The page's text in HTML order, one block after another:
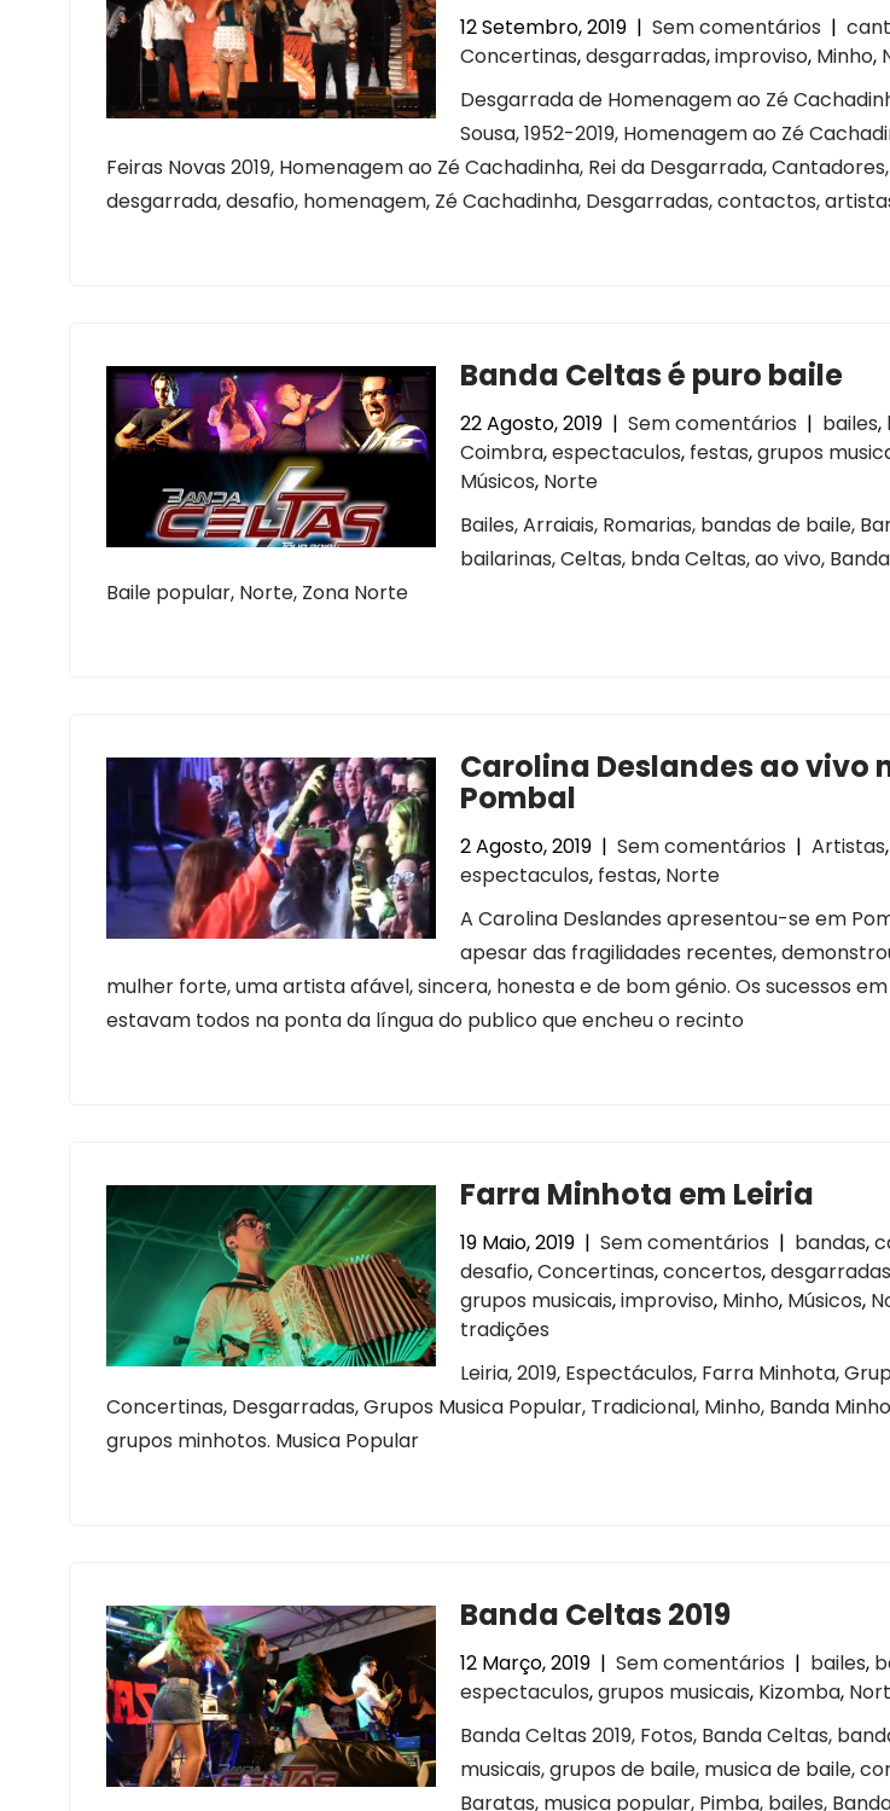
12 Setembro, 2019 | Sem comentários |
Concertinas,desgarradas,improviso, Minho,
Desgarrada de Homenagem ao Zé
Sousa, 1952-2019, Homenagem ao Zé
Feiras Novas 2019, Homenagem ao Zé Cachadinha, Rei da Desgarrada,
desgarrada, desafio, homenagem, Zé Cachadinha, Desgarradas, contactos,
Banda Celtas é puro baile
22 Agosto, 2019 | Sem comentários | bailes,
Coimbra,espectaculos, festas,grupos
Músicos, Norte
Bailes, Arraiais, Romarias, bandas de baile,
bailarinas, Celtas, bnda Celtas, ao vivo,
Baile popular, Norte, Zona Norte
Carolina Deslandes ao vivo
Pombal
2 Agosto, 2019 | Sem comentários | Artistas,
espectaculos, festas, Norte
A Carolina Deslandes apresentou-se em
apesar das fragilidades recentes,
mulher forte, uma artista afável, sincera, honesta e de bom génio. Os sucessos
estavam todos na ponta da língua do publico que encheu o recinto
Farra Minhota em Leiria
19 Maio, 2019 | Sem comentários | bandas,
desafio,Concertinas,concertos,desgarradas
grupos musicais,improviso, Minho, Músicos,
tradições
Leiria, 2019, Espectáculos, Farra Minhota,
Concertinas, Desgarradas, Grupos Musica Popular, Tradicional, Minho, Banda
grupos minhotos. Musica Popular
Banda Celtas 2019
12 Março, 2019 | Sem comentários | bailes,
espectaculos,grupos musicais, Kizomba,
Banda Celtas 2019, Fotos, Banda Celtas,
musicais, grupos de baile, musica de baile,
Baratas, musica popular, Pimba, bailes,